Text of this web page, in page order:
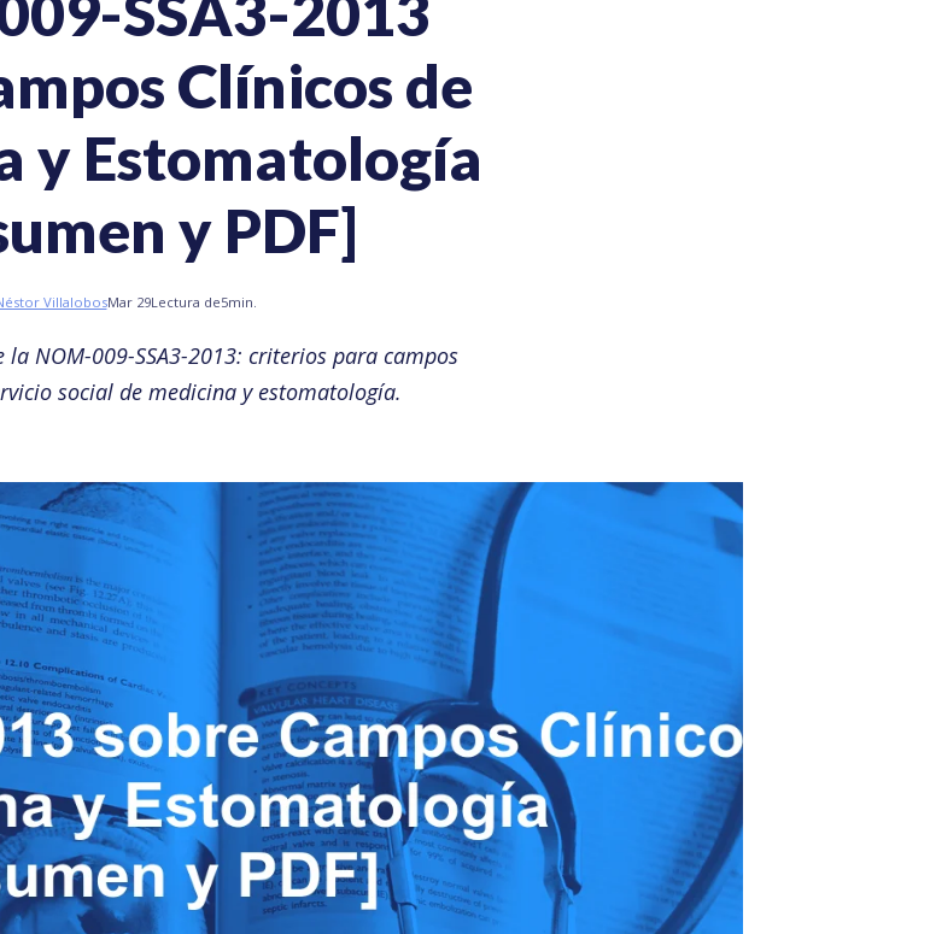
Clínicos de
y Estomatología
y PDF]
VillalobosMar 29Lectura de5min.
la NOM-009-SSA3-2013: criterios para campos
social de medicina y estomatología.